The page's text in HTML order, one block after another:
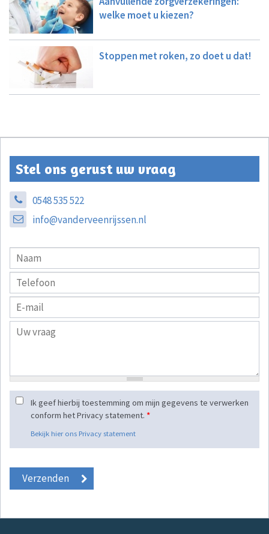
welke moet u kiezen?
Stoppen met roken, zo doet u dat!
Stel ons gerust uw vraag
0548 535 522
info@vanderveenrijssen.nl
Ik geef hierbij toestemming om mijn gegevens te verwerken
conform het Privacy statement. *
Bekijk hier ons Privacy statement